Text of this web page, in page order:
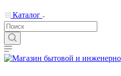
Каталог